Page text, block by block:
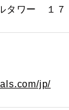
タワー １７
jp/